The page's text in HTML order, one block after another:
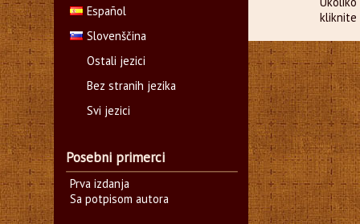
kliknite
Español
Slovenščina
Ostali jezici
Bez stranih jezika
Svi jezici
Posebni primerci
Prva izdanja
Sa potpisom autora